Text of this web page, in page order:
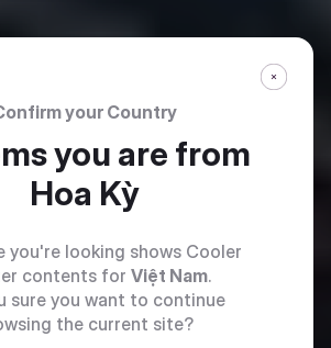
your Country
you are from
Hoa Kỳ
you're looking shows Cooler
contents for Việt Nam.
sure you want to continue
the current site?